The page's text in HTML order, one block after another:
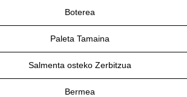
Boterea
Paleta Tamaina
Salmenta osteko Zerbitzua
Bermea